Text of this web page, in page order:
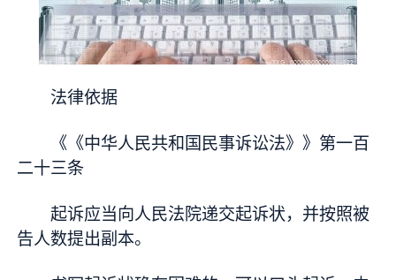
法律依据
《《中华人民共和国民事诉讼法》》第一百
二十三条
起诉应当向人民法院递交起诉状，并按照被
告人数提出副本。